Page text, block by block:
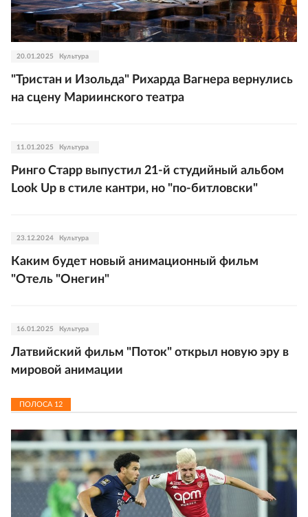
20.01.2025 Культура
"Тристан и Изольда" Рихарда Вагнера вернулись
на сцену Мариинского театра
11.01.2025 Культура
Ринго Старр выпустил 21-й студийный альбом
Look Up в стиле кантри, но "по-битловски"
23.12.2024 Культура
Каким будет новый анимационный фильм
"Отель "Онегин"
16.01.2025 Культура
Латвийский фильм "Поток" открыл новую эру в
мировой анимации
ПОЛОСА 12